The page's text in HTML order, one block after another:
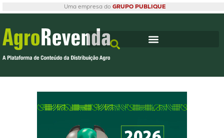
Uma empresa do GRUPO PUBLIQUE